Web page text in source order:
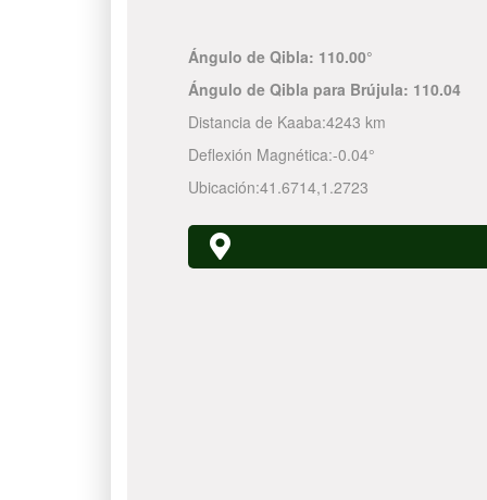
Ángulo de Qibla: 110.00°
Ángulo de Qibla para Brújula: 110.04
Distancia de Kaaba:4243 km
Deflexión Magnética:-0.04°
Ubicación:41.6714,1.2723